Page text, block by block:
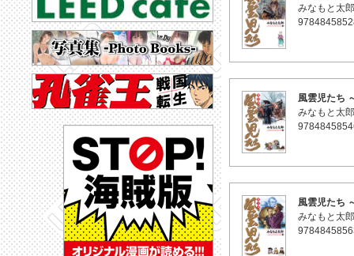
みなもと太郎
風雲児たち
みなもと太郎
風雲児たち
みなもと太郎